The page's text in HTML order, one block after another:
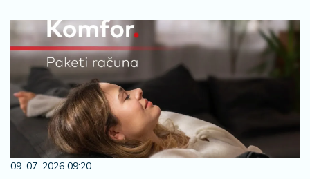
09. 07. 2026 09:20